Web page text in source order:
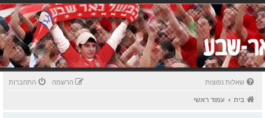
שאלות נפוצות התחברות הרשמה
בית עמוד ראשי